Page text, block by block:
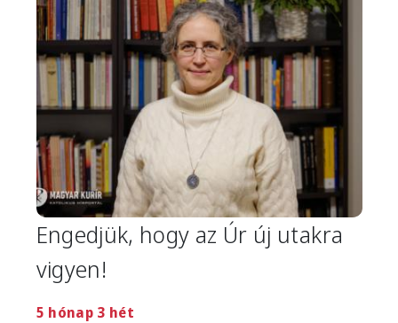
Engedjük, hogy az Úr új utakra
vigyen!
5 hónap 3 hét